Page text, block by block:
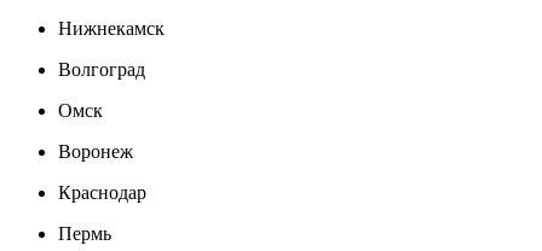
Нижнекамск
Волгоград
Омск
Воронеж
Краснодар
Пермь